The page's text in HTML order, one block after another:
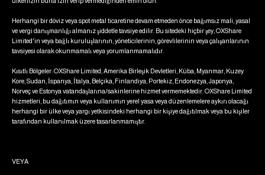
Herhangi bir döviz veya spot metal ticaretine devam etmeden önce bağımsız mali, yasal
ve vergi danışmanlığı almanız şiddetle tavsiye edilir. Bu sitedeki hiçbir şey, OXShare
Limited'in veya bağlı kuruluşlarının, yöneticilerinin, görevlilerinin veya çalışanlarının
tavsiyesi olarak okunmamalı veya yorumlanmamalıdır.
Kısıtlı Bölgeler: OXShare Limited, Amerika Birleşik Devletleri, Küba, Myanmar, Kuzey
Kore, Sudan, İspanya, İtalya, Belçika, Finlandiya, Portekiz, Endonezya, Japonya,
Norveç ve Estonya vatandaşlarına/sakinlerine hizmet vermemektedir. OXShare Limited
hizmetleri, bu dağıtımın veya kullanımın yerel yasa veya düzenlemelere aykırı olacağı
herhangi bir ülke veya yargı yetkisindeki herhangi bir kişiye dağıtılmak veya bu kişiler
tarafından kullanılmak üzere tasarlanmamıştır.
VEYA